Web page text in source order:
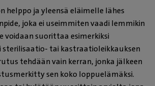
helppo ja yleensä eläimelle lähes
joka ei useimmiten vaadi lemmikin
voidaan suorittaa esimerkiksi
sterilisaatio- tai kastraatioleikkauksen
tehdään vain kerran, jonka jälkeen
sen koko loppuelämäksi.